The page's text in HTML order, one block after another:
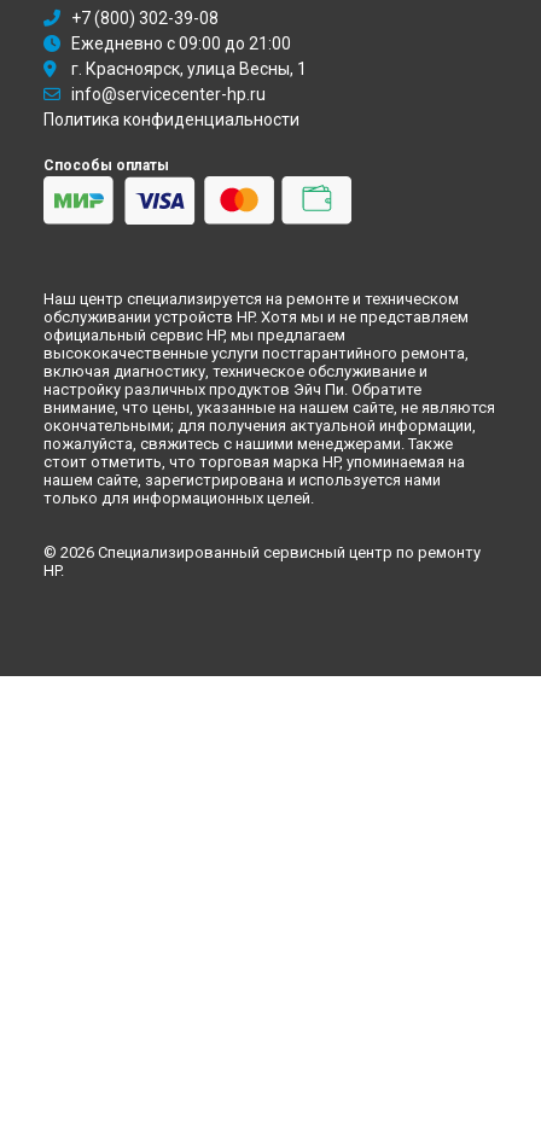
Ремонт монитора X27i 2K Gaming [8GC08AA] HP в
Ремонт монитора X27i 2K Gaming [8GC08AA] HP в
Ульяновске
Ремонт монитора X27i 2K Gaming [8GC08AA] HP в
Ремонт монитора X27i 2K Gaming [8GC08AA] HP в
Петербурге
+7 (800) 302-39-08
Ежедневно с 09:00 до 21:00
г. Красноярск, улица Весны, 1
info@servicecenter-hp.ru
Политика конфиденциальности
Способы оплаты
Наш центр специализируется на ремонте и техническом
обслуживании устройств HP. Хотя мы и не представляем
официальный сервис HP, мы предлагаем
высококачественные услуги постгарантийного ремонта,
включая диагностику, техническое обслуживание и
настройку различных продуктов Эйч Пи. Обратите
внимание, что цены, указанные на нашем сайте, не являются
окончательными; для получения актуальной информации,
пожалуйста, свяжитесь с нашими менеджерами. Также
стоит отметить, что торговая марка HP, упоминаемая на
нашем сайте, зарегистрирована и используется нами
только для информационных целей.
© 2026 Специализированный сервисный центр по ремонту
HP.